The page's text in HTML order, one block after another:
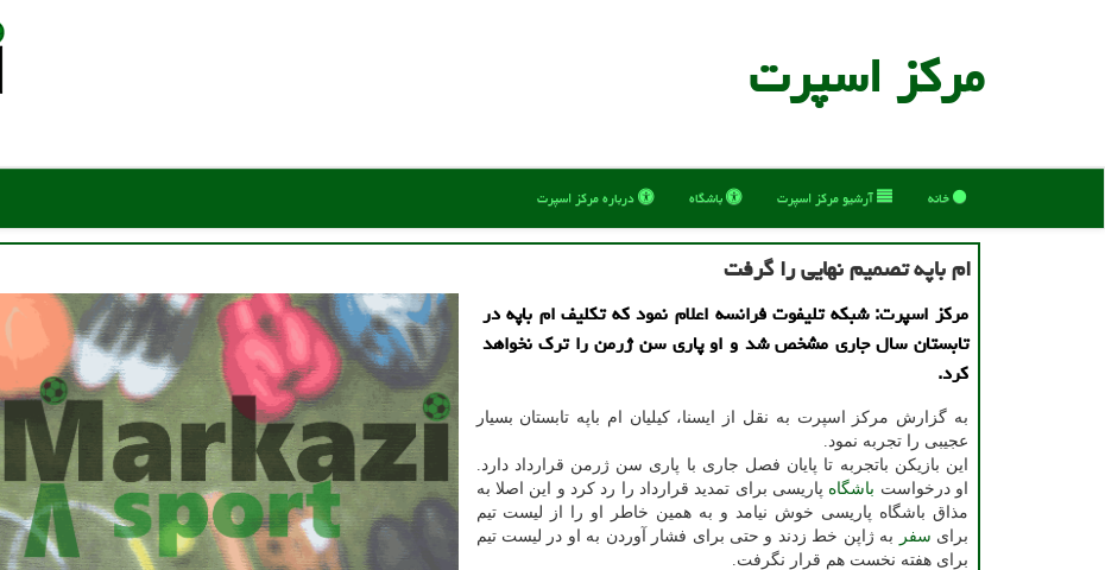
مركز اسپرت
خانه آرشیو مركز اسپرت باشگاه درباره مركز اسپرت
ام باپه تصمیم نهایی را گرفت
مرکز اسپرت: شبکه تلیفوت فرانسه اعلام نمود که تکلیف ام باپه در
تابستان سال جاری مشخص شد و او پاری سن ژرمن را ترک نخواهد
کرد.
به گزارش مرکز اسپرت به نقل از ایسنا، کیلیان ام باپه تابستان بسیار
عجیبی را تجربه نمود.
این بازیکن باتجربه تا پایان فصل جاری با پاری سن ژرمن قرارداد دارد.
او درخواست باشگاه پاریسی برای تمدید قرارداد را رد کرد و این اصلا به
مذاق باشگاه پاریسی خوش نیامد و به همین خاطر او را از لیست تیم
برای سفر
به ژاپن خط زدند و حتی برای فشار آوردن به او در لیست تیم
برای هفته نخست هم قرار نگرفت.